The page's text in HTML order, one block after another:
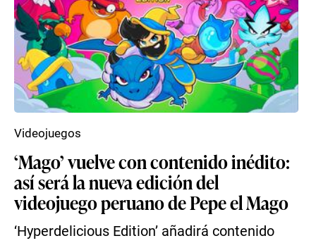
‘Mago’ vuelve con contenido inédito:
así será la nueva edición del
videojuego peruano de Pepe el Mago
‘Hyperdelicious Edition’ añadirá contenido
Videojuegos